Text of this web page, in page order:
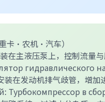
卡·农机·汽车）
在主液压泵上，控制流量
гидравлического
在发动机排气歧管，增加
Турбокомпрессор в